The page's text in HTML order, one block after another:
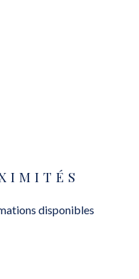
disponibles